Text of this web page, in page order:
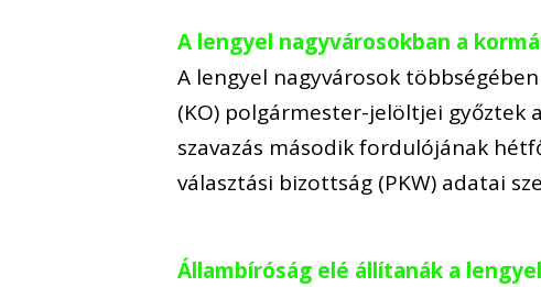
A lengyel nagyvárosokban a
A lengyel nagyvárosok
(KO) polgármester-jelöltjei győztek
szavazás második fordulójának
választási bizottság (PKW) adatai
Állambíróság elé állítanák a